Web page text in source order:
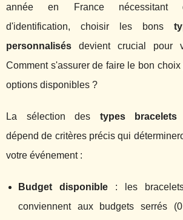
année en France nécessitant
d'identification, choisir les bons
personnalisés devient crucial pour
Comment s'assurer de faire le bon
options disponibles ?
La sélection des types bracelets
dépend de critères précis qui
votre événement :
Budget disponible : les
conviennent aux budgets serrés